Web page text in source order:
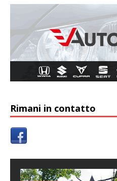
Rimani in contatto